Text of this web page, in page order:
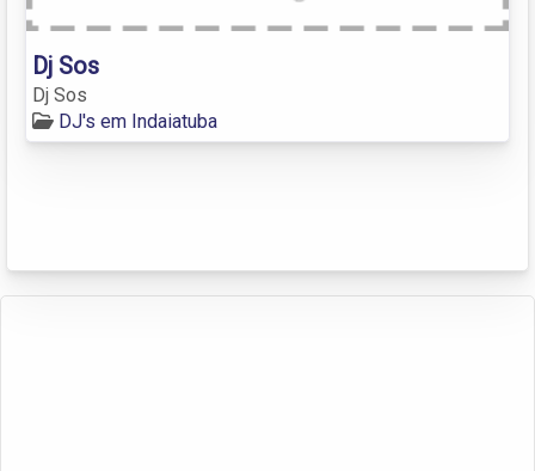
Dj Sos
Dj Sos
DJ's em Indaiatuba